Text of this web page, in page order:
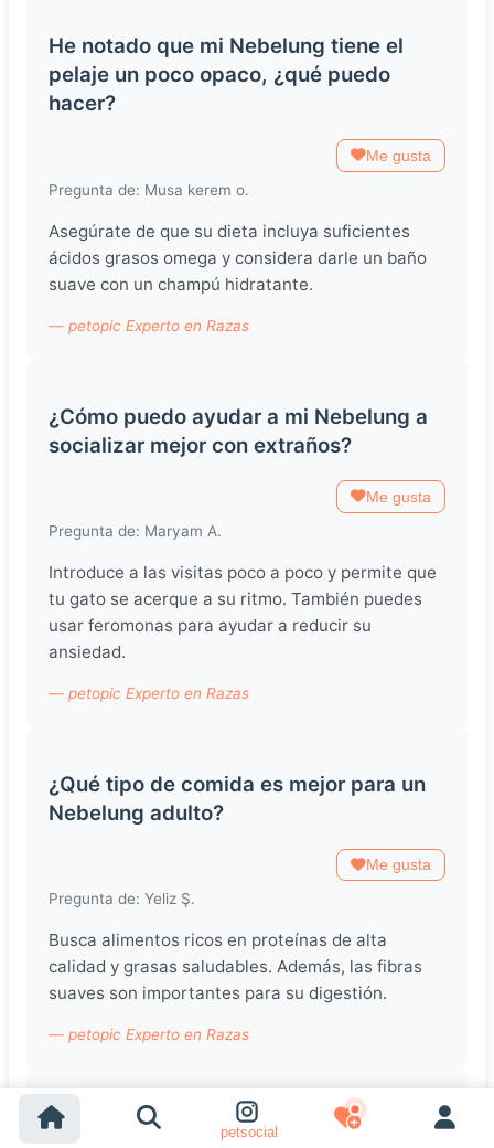
petsocial
He notado que mi Nebelung tiene el
pelaje un poco opaco, ¿qué puedo
hacer?
Me gusta
Pregunta de: Musa kerem o.
Asegúrate de que su dieta incluya suficientes
ácidos grasos omega y considera darle un baño
suave con un champú hidratante.
— petopic Experto en Razas
¿Cómo puedo ayudar a mi Nebelung a
socializar mejor con extraños?
Me gusta
Pregunta de: Maryam A.
Introduce a las visitas poco a poco y permite que
tu gato se acerque a su ritmo. También puedes
usar feromonas para ayudar a reducir su
ansiedad.
— petopic Experto en Razas
¿Qué tipo de comida es mejor para un
Nebelung adulto?
Me gusta
Pregunta de: Yeliz Ş.
Busca alimentos ricos en proteínas de alta
calidad y grasas saludables. Además, las fibras
suaves son importantes para su digestión.
— petopic Experto en Razas
Mi Nebelung ha empezado a ser más